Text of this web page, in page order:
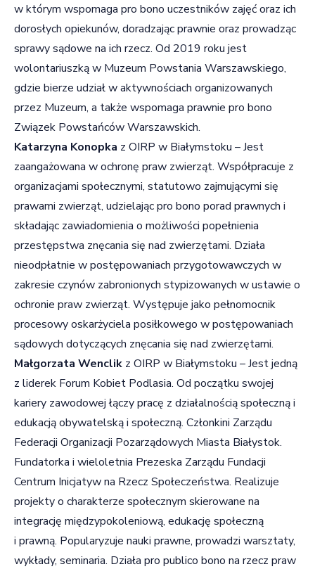
w którym wspomaga pro bono uczestników zajęć oraz ich
dorosłych opiekunów, doradzając prawnie oraz prowadząc
sprawy sądowe na ich rzecz. Od 2019 roku jest
wolontariuszką w Muzeum Powstania Warszawskiego,
gdzie bierze udział w aktywnościach organizowanych
przez Muzeum, a także wspomaga prawnie pro bono
Związek Powstańców Warszawskich.
Katarzyna Konopka z OIRP w Białymstoku – Jest
zaangażowana w ochronę praw zwierząt. Współpracuje z
organizacjami społecznymi, statutowo zajmującymi się
prawami zwierząt, udzielając pro bono porad prawnych i
składając zawiadomienia o możliwości popełnienia
przestępstwa znęcania się nad zwierzętami. Działa
nieodpłatnie w postępowaniach przygotowawczych w
zakresie czynów zabronionych stypizowanych w ustawie o
ochronie praw zwierząt. Występuje jako pełnomocnik
procesowy oskarżyciela posiłkowego w postępowaniach
sądowych dotyczących znęcania się nad zwierzętami.
Małgorzata Wenclik z OIRP w Białymstoku – Jest jedną
z liderek Forum Kobiet Podlasia. Od początku swojej
kariery zawodowej łączy pracę z działalnością społeczną i
edukacją obywatelską i społeczną. Członkini Zarządu
Federacji Organizacji Pozarządowych Miasta Białystok.
Fundatorka i wieloletnia Prezeska Zarządu Fundacji
Centrum Inicjatyw na Rzecz Społeczeństwa. Realizuje
projekty o charakterze społecznym skierowane na
integrację międzypokoleniową, edukację społeczną
i prawną. Popularyzuje nauki prawne, prowadzi warsztaty,
wykłady, seminaria. Działa pro publico bono na rzecz praw